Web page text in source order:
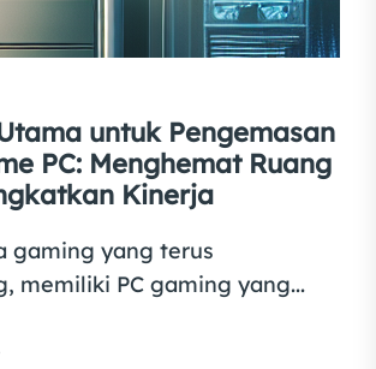
untuk Pengemasan
PC: Menghemat Ruang
Kinerja
gaming yang terus
memiliki PC gaming yang...